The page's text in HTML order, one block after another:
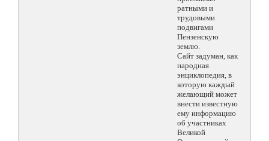
ратными и
трудовыми
подвигами
Пензенскую
землю.
Сайт задуман, как
народная
энциклопедия, в
которую каждый
желающий может
внести известную
ему информацию
об участниках
Великой